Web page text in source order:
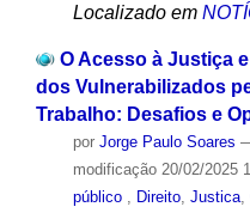
Localizado em
O Acesso à Justiça
dos Vulnerabilizados
Trabalho: Desafios e
por Jorge Paulo Soares
modificação20/02/2025
público
Direito, Justica,